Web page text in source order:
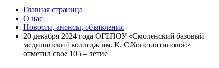
Главная страница
О нас
Новости, анонсы, объявления
20 декабря 2024 года ОГБПОУ «Смоленский базовый
медицинский колледж им. К. С.Константиновой»
отметил свое 105 – летие